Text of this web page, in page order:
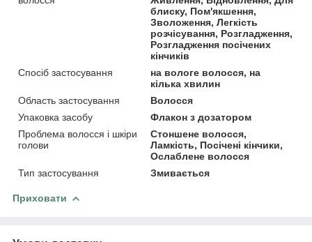
блиску, Пом'якшення,
Зволоження, Легкість
розчісування, Розгладження,
Розгладження посічених
кінчиків
Спосіб застосування
на вологе волосся, на
кілька хвилин
Область застосування
Волосся
Упаковка засобу
Флакон з дозатором
Проблема волосся і шкіри
голови
Стоншене волосся,
Ламкість, Посічені кінчики,
Ослаблене волосся
Тип застосування
Змивається
Приховати